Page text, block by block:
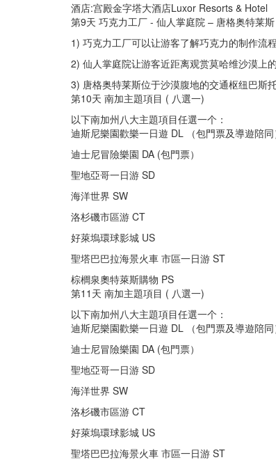
酒店:宫殿金字塔大酒店Luxor Resorts & Hotel
第9天 巧克力工厂 - 仙人掌庭院 – 唐格奥特莱
1) 巧克力工厂可以让游客了解巧克力的制作流
2) 仙人掌庭院让游客近距离观赏莫哈维沙漠上
3) 唐格奥特莱斯位于沙漠腹地的交通枢纽巴斯
第10天 南加主題項目 ( 八選一)
以下南加州八大主題項目任選一个：
迪斯尼樂園歡樂一日遊 DL （包門票及導遊陪同
迪士尼冒險樂園 DA (包門票）
聖地亞哥一日游 SD
海洋世界 SW
洛杉磯市區游 CT
好萊塢環球影城 US
聖塔巴巴拉海景火車 市區一日游 ST
棕櫚泉奧特萊斯購物 PS
第11天 南加主題項目 ( 八選一)
以下南加州八大主題項目任選一个：
迪斯尼樂園歡樂一日遊 DL （包門票及導遊陪同
迪士尼冒險樂園 DA (包門票）
聖地亞哥一日游 SD
海洋世界 SW
洛杉磯市區游 CT
好萊塢環球影城 US
聖塔巴巴拉海景火車 市區一日游 ST